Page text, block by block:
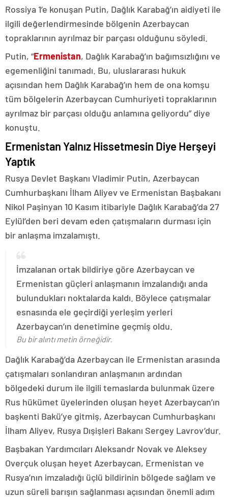
Rossiya 1’e konuşan Putin, Dağlık Karabağ’ın aidiyeti ile
ilgili değerlendirmesinde bölgenin Azerbaycan
topraklarının ayrılmaz bir parçası olduğunu söyledi.
Putin, “Ermenistan, Dağlık Karabağ’ın bağımsızlığını ve
egemenliğini tanımadı. Bu, uluslararası hukuk
açısından hem Dağlık Karabağ’ın hem de ona komşu
tüm bölgelerin Azerbaycan Cumhuriyeti topraklarının
ayrılmaz bir parçası olduğu anlamına geliyordu” diye
konuştu.
Ermenistan Yalnız Hissetmesin Diye Herşeyi
Yaptık
Rusya Devlet Başkanı Vladimir Putin, Azerbaycan
Cumhurbaşkanı İlham Aliyev ve Ermenistan Başbakanı
Nikol Paşinyan 10 Kasım itibariyle Dağlık Karabağ’da 27
Eylül’den beri devam eden çatışmaların durması için
bir anlaşma imzalamıştı.
İmzalanan ortak bildiriye göre Azerbaycan ve
Ermenistan güçleri anlaşmanın imzalandığı anda
bulundukları noktalarda kaldı. Böylece çatışmalar
esnasında ele geçirdiği yerleşim yerleri
Azerbaycan’ın denetimine geçmiş oldu.
Bu bir alıntı metin örneğidir.
Dağlık Karabağ’da Azerbaycan ile Ermenistan arasında
çatışmaları sonlandıran anlaşmanın ardından
bölgedeki durum ile ilgili temaslarda bulunmak üzere
Rus hükümet üyelerinden oluşan heyet Azerbaycan’ın
başkenti Bakü’ye gitmiş, Azerbaycan Cumhurbaşkanı
İlham Aliyev, Rusya Dışişleri Bakanı Sergey Lavrov’dur.
Başbakan Yardımcıları Aleksandr Novak ve Aleksey
Overçuk oluşan heyet Azerbaycan, Ermenistan ve
Rusya’nın imzaladığı üçlü bildirinin bölgede sağlam ve
uzun süreli barışın sağlanması açısından önemli adım